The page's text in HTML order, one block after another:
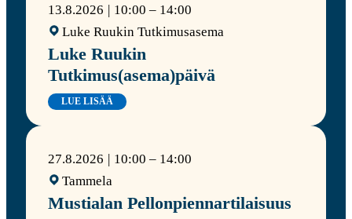
13.8.2026
10:00 – 14:00
Luke Ruukin Tutkimusasema
Luke Ruukin
Tutkimus(asema)päivä
LUE LISÄÄ
27.8.2026
10:00 – 14:00
Tammela
Mustialan Pellonpiennartilaisuus